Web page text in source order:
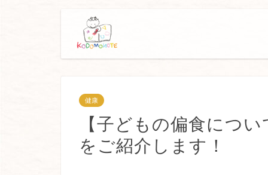
健康
【子どもの偏食につ
をご紹介します！